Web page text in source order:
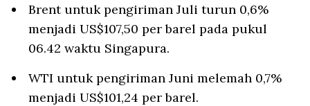
Brent untuk pengiriman Juli turun 0,6%
menjadi US$107,50 per barel pada pukul
06.42 waktu Singapura.
WTI untuk pengiriman Juni melemah 0,7%
menjadi US$101,24 per barel.